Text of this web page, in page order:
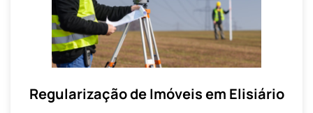
Regularização de Imóveis em Elisiário